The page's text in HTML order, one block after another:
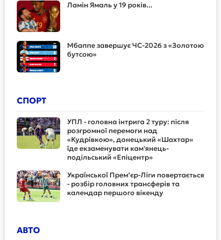
Ламін Ямаль у 19 років...
Мбаппе завершує ЧС-2026 з «Золотою
бутсою»
СПОРТ
УПЛ - головна інтрига 2 туру: після
розгромної перемоги над
«Кудрівкою», донецький «Шахтар»
їде екзаменувати кам'янець-
подільський «Епіцентр»
Української Прем’єр-Ліги повертається
- розбір головних трансферів та
календар першого вікенду
АВТО